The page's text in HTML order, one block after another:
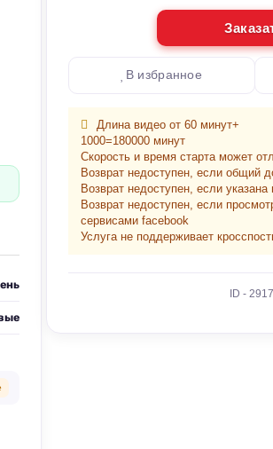
В избранное
Длина видео от 60 минут+
1000=180000 минут
Скорость и время старта может
Возврат недоступен, если общий
Возврат недоступен, если указана
Возврат недоступен, если
сервисами facebook
Услуга не поддерживает
ID -